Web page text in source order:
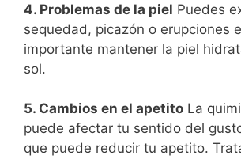
4. Problemas de la piel Puedes
sequedad, picazón o erupciones
importante mantener la piel
sol.
5. Cambios en el apetito La
puede afectar tu sentido del
que puede reducir tu apetito.